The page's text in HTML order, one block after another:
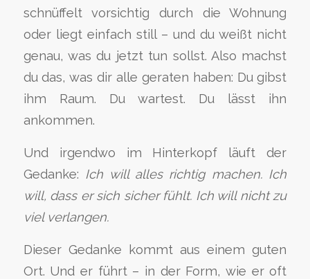
schnüffelt vorsichtig durch die Wohnung
oder liegt einfach still – und du weißt nicht
genau, was du jetzt tun sollst. Also machst
du das, was dir alle geraten haben: Du gibst
ihm Raum. Du wartest. Du lässt ihn
ankommen.
Und irgendwo im Hinterkopf läuft der
Gedanke: Ich will alles richtig machen. Ich
will, dass er sich sicher fühlt. Ich will nicht zu
viel verlangen.
Dieser Gedanke kommt aus einem guten
Ort. Und er führt – in der Form, wie er oft